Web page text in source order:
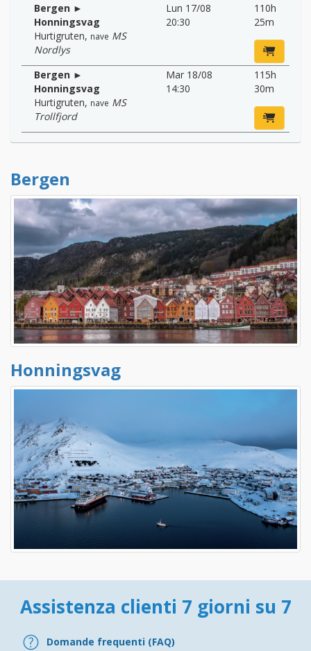
Bergen ►
Honningsvag
Hurtigruten, nave MS
Nordlys
Lun 17/08
20:30
110h
25m
Bergen ►
Honningsvag
Hurtigruten, nave MS
Trollfjord
Mar 18/08
14:30
115h
30m
Bergen
Honningsvag
Assistenza clienti 7 giorni su 7
Domande frequenti (FAQ)